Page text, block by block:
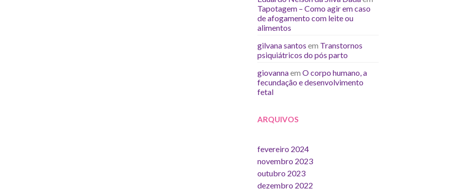
Tapotagem – Como agir em caso
de afogamento com leite ou
alimentos
gilvana santos em Transtornos
psiquiátricos do pós parto
giovannaem O corpo humano, a
fecundação e desenvolvimento
fetal
ARQUIVOS
fevereiro 2024
novembro 2023
outubro 2023
dezembro 2022